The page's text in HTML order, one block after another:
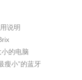
说明
的电脑
瘦小”的蓝牙